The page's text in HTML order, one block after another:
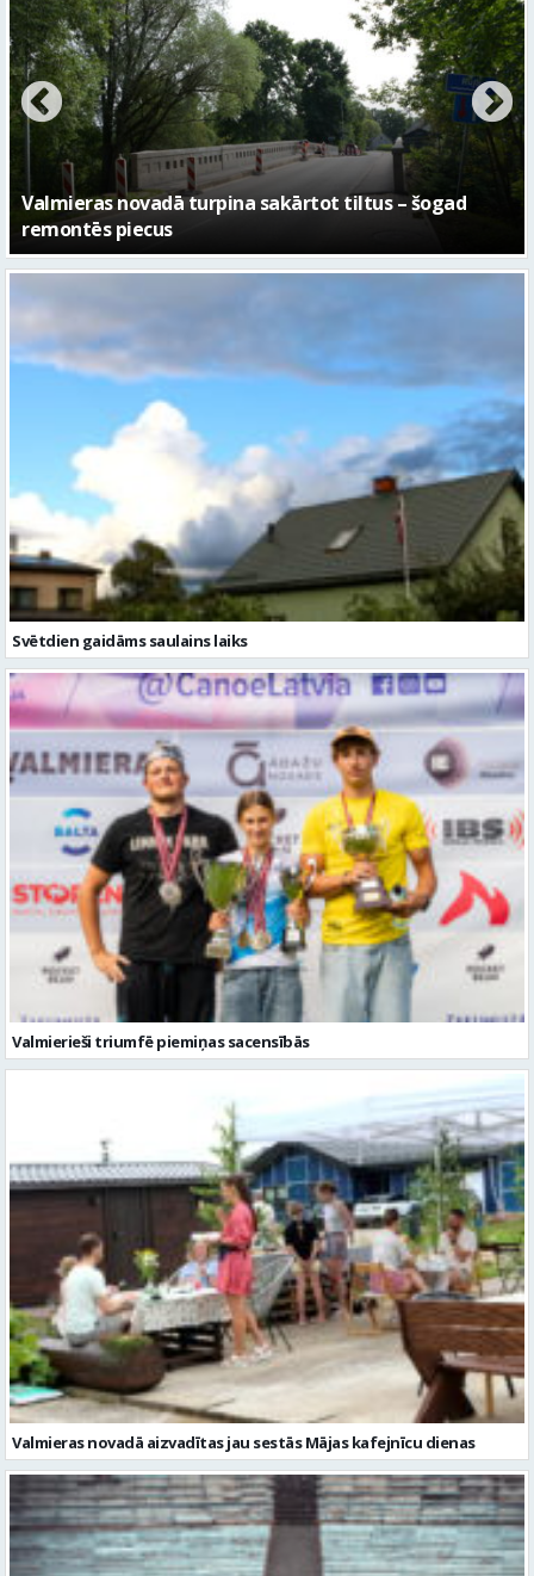
No pagaidu teātra līdz laikmetīgās kultūras centram
– kā attīstīsies “Kurtuve”
Svētdien gaidāms saulains laiks
Valmierieši triumfē piemiņas sacensībās
Valmieras novadā aizvadītas jau sestās Mājas kafejnīcu dienas